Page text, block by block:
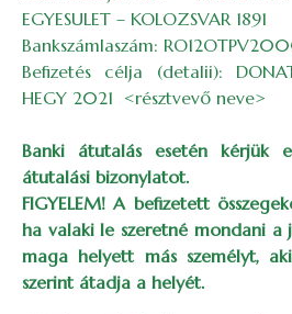
EGYESULET – KOLOZSVAR 1891
Bankszámlaszám:
Befizetés célja (detalii):
HEGY 2021 <résztvevő neve>
Banki átutalás esetén kérjük
átutalási bizonylatot.
FIGYELEM! A befizetett
ha valaki le szeretné mondani a
maga helyett más személyt,
szerint átadja a helyét.